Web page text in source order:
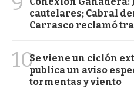
cautelares; Cabral
Carrasco reclamó
10Se viene un ciclón
publica un aviso
tormentas y viento